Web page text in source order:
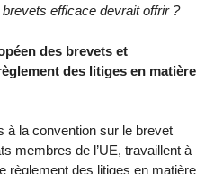
efficace devrait offrir ?
des brevets et
des litiges en matière
à la convention sur le brevet
membres de l’UE, travaillent à
règlement des litiges en matière